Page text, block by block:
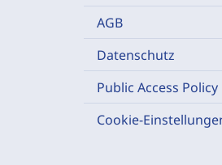
AGB
Datenschutz
Public Access Policy
Cookie-